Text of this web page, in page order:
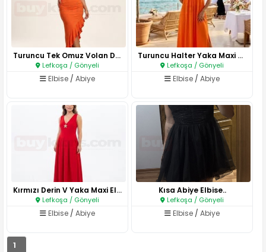
Turuncu Tek Omuz Volan Detaylı..
Lefkoşa / Gönyeli
Elbise / Abiye
Turuncu Halter Yaka Maxi Elbis..
Lefkoşa / Gönyeli
Elbise /Abiye
Kırmızı Derin V Yaka Maxi Elbi..
Lefkoşa / Gönyeli
Elbise / Abiye
Kısa Abiye Elbise..
Lefkoşa / Gönyeli
Elbise /Abiye
1